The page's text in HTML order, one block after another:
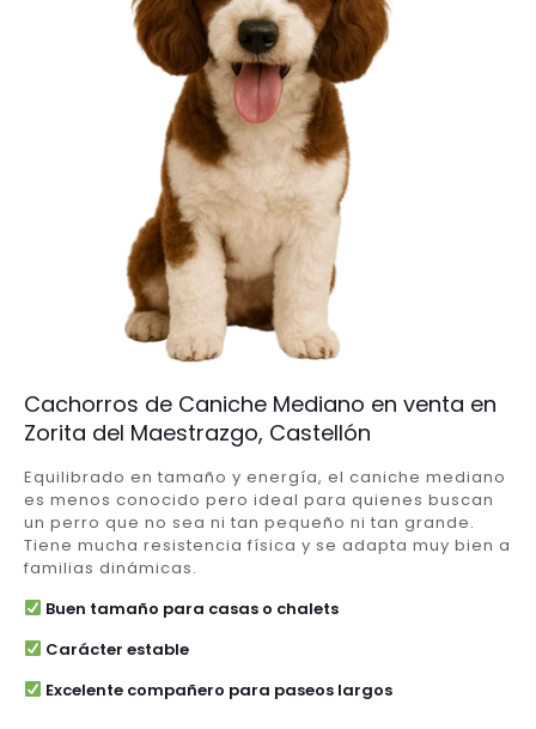
Cachorros de Caniche Mediano en venta en
Zorita del Maestrazgo, Castellón
Equilibrado en tamaño y energía, el caniche mediano
es menos conocido pero ideal para quienes buscan
un perro que no sea ni tan pequeño ni tan grande.
Tiene mucha resistencia física y se adapta muy bien a
familias dinámicas.
Buen tamaño para casas o chalets
Carácter estable
Excelente compañero para paseos largos